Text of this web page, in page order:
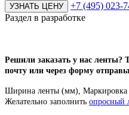
+7 (495) 023-
Раздел в разработке
Решили заказать у нас ленты?
почту или через форму
Ширина ленты (мм), Маркировка
Желательно заполнить опросный